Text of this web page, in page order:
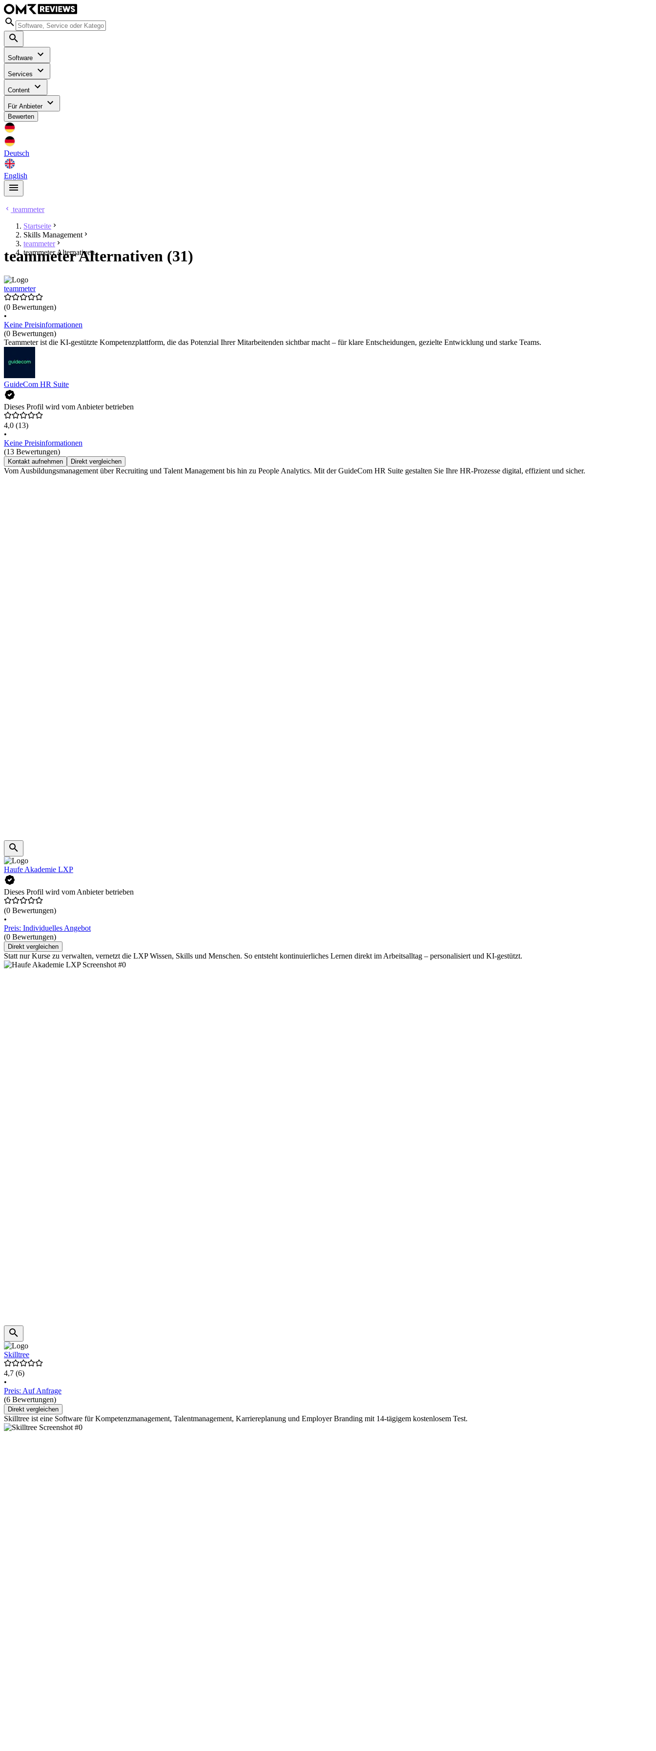
Software
Services
Content
Für Anbieter
Bewerten
Deutsch
English
teammeter
Startseite
Skills Management
teammeter
teammeter Alternativen
teammeter Alternativen (31)
teammeter
(0 Bewertungen)
•
Keine Preisinformationen
(0 Bewertungen)
Teammeter ist die KI-gestützte Kompetenzplattform, die das Potenzial Ihrer Mitarbeitenden sichtbar macht – für klare Entscheidungen, gezielte Entwicklung und starke Teams.
GuideCom HR Suite
Dieses Profil wird vom Anbieter betrieben
4,0 (13)
•
Keine Preisinformationen
(13 Bewertungen)
Kontakt aufnehmen Direkt vergleichen
Vom Ausbildungsmanagement über Recruiting und Talent Management bis hin zu People Analytics. Mit der GuideCom HR Suite gestalten Sie Ihre HR-Prozesse digital, effizient und sicher.
Haufe Akademie LXP
Dieses Profil wird vom Anbieter betrieben
(0 Bewertungen)
•
Preis: Individuelles Angebot
(0 Bewertungen)
Direkt vergleichen
Statt nur Kurse zu verwalten, vernetzt die LXP Wissen, Skills und Menschen. So entsteht kontinuierliches Lernen direkt im Arbeitsalltag – personalisiert und KI-gestützt.
Skilltree
4,7 (6)
•
Preis: Auf Anfrage
(6 Bewertungen)
Direkt vergleichen
Skilltree ist eine Software für Kompetenzmanagement, Talentmanagement, Karriereplanung und Employer Branding mit 14-tägigem kostenlosem Test.